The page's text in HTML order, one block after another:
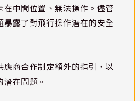
在中間位置、無法操作。儘管
暴露了對飛行操作潛在的安全
應商合作制定額外的指引，以
在問題。